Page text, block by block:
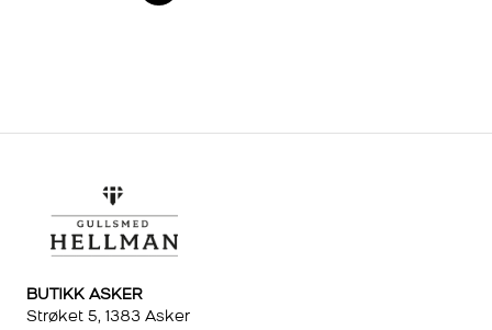
BUTIKK ASKER
Strøket 5, 1383 Asker